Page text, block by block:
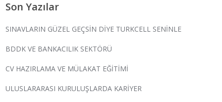
Son Yazılar
SINAVLARIN GÜZEL GEÇSİN DİYE TURKCELL SENİNLE
BDDK VE BANKACILIK SEKTÖRÜ
CV HAZIRLAMA VE MÜLAKAT EĞİTİMİ
ULUSLARARASI KURULUŞLARDA KARİYER